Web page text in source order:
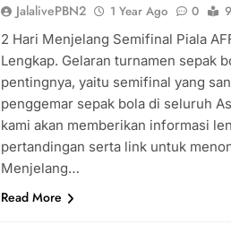
JalalivePBN2 1 Year Ago 0
2 Hari Menjelang Semifinal Piala
Lengkap. Gelaran turnamen sepak
pentingnya, yaitu semifinal yang
penggemar sepak bola di seluruh
kami akan memberikan informasi
pertandingan serta link untuk
Menjelang…
Read More